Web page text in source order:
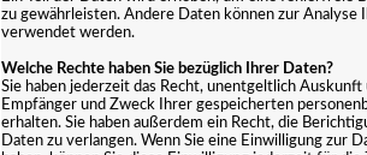
zu gewährleisten. Andere Daten können zur Analyse
verwendet werden.
Welche Rechte haben Sie bezüglich Ihrer Daten?
Sie haben jederzeit das Recht, unentgeltlich
Empfänger und Zweck Ihrer gespeicherten
erhalten. Sie haben außerdem ein Recht, die
Daten zu verlangen. Wenn Sie eine Einwilligung zur